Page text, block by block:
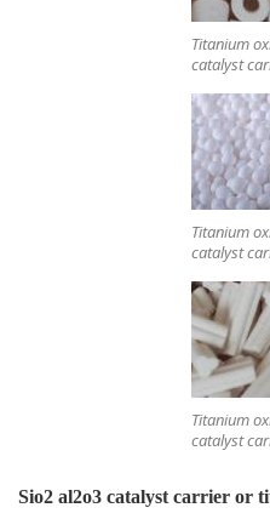
Titanium
catalyst
Titanium
catalyst
Titanium
catalyst
Sio2 al2o3 catalyst carrier or